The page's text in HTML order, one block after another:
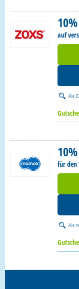
auf
Alle
für den
Alle